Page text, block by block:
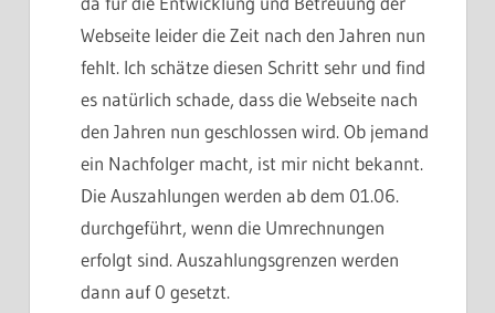
Webseite leider die Zeit nach den Jahren nun
fehlt. Ich schätze diesen Schritt sehr und find
es natürlich schade, dass die Webseite nach
den Jahren nun geschlossen wird. Ob jemand
ein Nachfolger macht, ist mir nicht bekannt.
Die Auszahlungen werden ab dem 01.06.
durchgeführt, wenn die Umrechnungen
erfolgt sind. Auszahlungsgrenzen werden
dann auf 0 gesetzt.